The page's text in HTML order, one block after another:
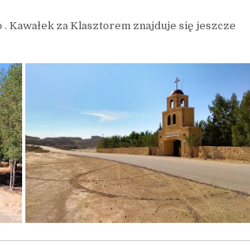
za Klasztorem znajduje się jeszcze